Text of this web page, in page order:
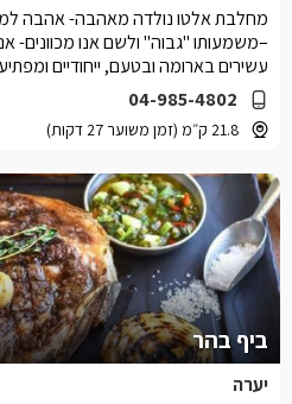
04-985-4802
21.8 ק״מ (זמן משוער 27 דקות)
–משמעותו "גבוה" ולשם אנו מכוונים-
עשירים בארומה ובטעם, ייחודיים
ביף בהר
יערה